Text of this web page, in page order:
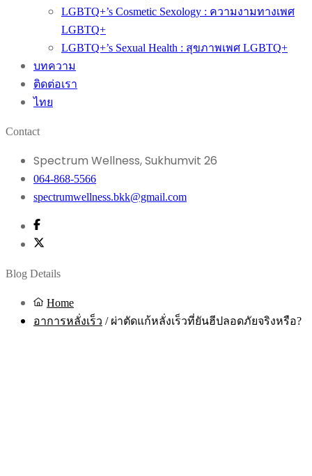
LGBTQ+’s Cosmetic Sexology : ความงามทางเพศ
LGBTQ+
LGBTQ+’s Sexual Health : สุขภาพเพศ LGBTQ+
บทความ
ติดต่อเรา
ไทย
Contact
Spectrum Wellness, Sukhumvit 26
064-868-5566
spectrumwellness.bkk@gmail.com
Blog Details
Home
อาการหลั่งเร็ว / ผ่าตัดแก้หลั่งเร็วที่ยันฮีปลอดภัยจริงหรือ?